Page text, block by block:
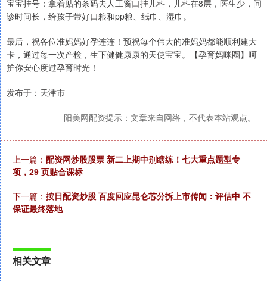
宝宝挂号：拿着贴的条码去人工窗口挂儿科，儿科在8层，医生少，问
诊时间长，给孩子带好口粮和pp粮、纸巾、湿巾。
最后，祝各位准妈妈好孕连连！预祝每个伟大的准妈妈都能顺利建大
卡，通过每一次产检，生下健健康康的天使宝宝。【孕育妈咪圈】呵
护你安心度过孕育时光！
发布于：天津市
阳美网配资提示：文章来自网络，不代表本站观点。
上一篇： 配资网炒股股票 新二上期中别瞎练！七大重点题型专
项，29 页贴合课标
下一篇： 按日配资炒股 百度回应昆仑芯分拆上市传闻：评估中 不
保证最终落地
相关文章